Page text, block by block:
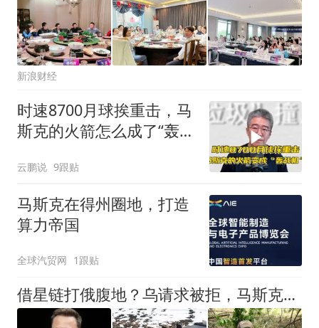
新浪财经
时速8700月球挨重击，马
斯克的火箭怎么成了“轰战
云鹏说 9跟贴
马斯克在得州圈地，打造
算力帝国
全球汽贸网 1跟贴
借星链打俄腹地？乌请求被拒，马斯克知道，惹怒普京的下场很严重